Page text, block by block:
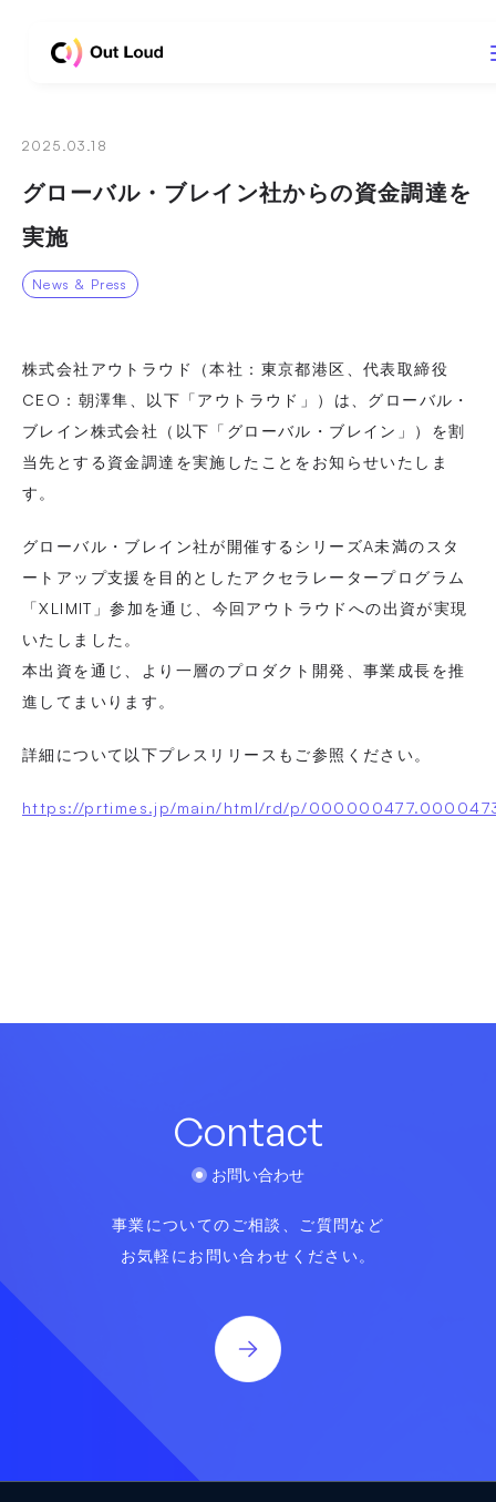
2025.03.18
グローバル・ブレイン社からの資金調達を
実施
News & Press
株式会社アウトラウド（本社：東京都港区、代表取締役
CEO：朝澤隼、以下「アウトラウド」）は、グローバル・
ブレイン株式会社（以下「グローバル・ブレイン」）を割
当先とする資金調達を実施したことをお知らせいたしま
す。
グローバル・ブレイン社が開催するシリーズA未満のスタ
ートアップ支援を目的としたアクセラレータープログラム
「XLIMIT」参加を通じ、今回アウトラウドへの出資が実現
いたしました。
本出資を通じ、より一層のプロダクト開発、事業成長を推
進してまいります。
詳細について以下プレスリリースもご参照ください。
https://prtimes.jp/main/html/rd/p/
Contact
お問い合わせ
事業についてのご相談、ご質問など
お気軽にお問い合わせください。